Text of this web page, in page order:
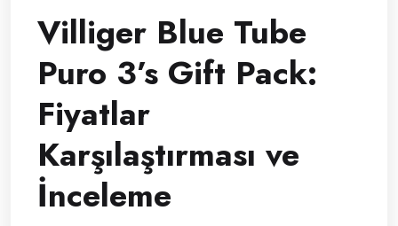
Villiger Blue Tube
Puro 3’s Gift Pack:
Fiyatlar
Karşılaştırması ve
İnceleme